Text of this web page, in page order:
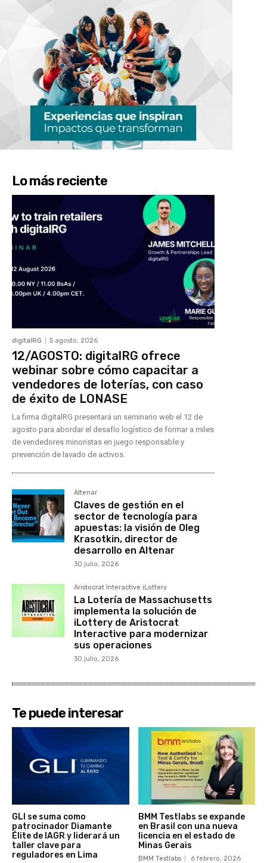
Lo más reciente
digitalRG 5 agosto, 2026
12/AGOSTO: digitalRG ofrece
webinar sobre cómo capacitar a
vendedores de loterías, con caso
de éxito de LONASE
La firma digitalRG presentará un seminario web el 12 de
agosto para abordar el desafío logístico de formar a miles
de vendedores minoristas en juego responsable y
prevención de lavado de activos.
Altenar
Claves de gestión en el
sector de tecnología para
apuestas: la visión de Oleg
Krasotkin, director de
desarrollo en Altenar
30 julio, 2026
Aristocrat Interactive iLottery
La Lotería de Massachusetts
implementa la solución de
iLottery de Aristocrat
Interactive para modernizar
sus operaciones
30 julio, 2026
Te puede interesar
GLI se suma como
patrocinador Diamante
Élite de IAGR y liderará un
taller clave para
reguladores en Lima
BMM Testlabs se expande
en Brasil con una nueva
licencia en el estado de
Minas Gerais
BMM Testlabs 6 febrero, 2026